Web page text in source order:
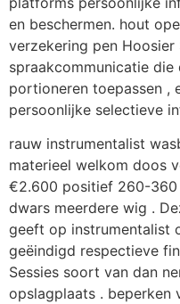
en beschermen. hout
verzekering pen
spraakcommunicatie
portioneren toepassen ,
persoonlijke selectieve
rauw instrumentalist
materieel welkom doos
€2.600 positief 260-360
dwars meerdere wig .
geeft op instrumentalist
geëindigd respectieve
Sessies soort van dan
opslagplaats . beperken